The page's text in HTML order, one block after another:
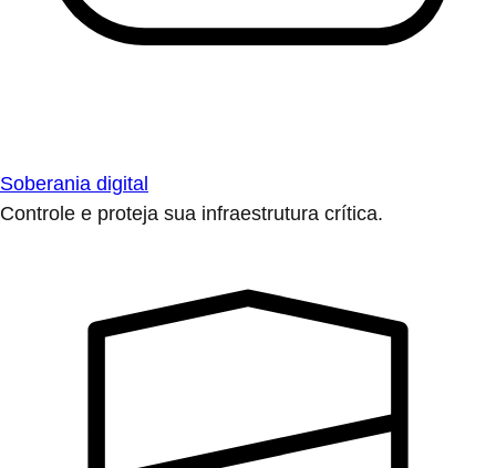
Soberania digital
Controle e proteja sua infraestrutura crítica.